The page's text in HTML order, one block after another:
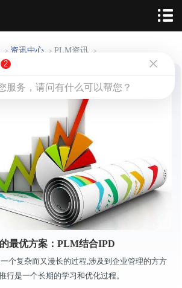
> 资讯中心 > PLM资讯 >
最优方案：PLM结合IPD
个复杂而又漫长的过程,涉及到企业管理的方方
行是一个长期的学习和优化过程。
2
服务，请问有什么可以帮您？